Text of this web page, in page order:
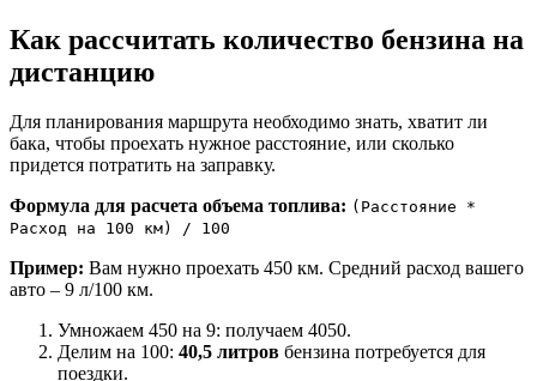
Как рассчитать количество бензина на
дистанцию
Для планирования маршрута необходимо знать, хватит ли
бака, чтобы проехать нужное расстояние, или сколько
придется потратить на заправку.
Формула для расчета объема топлива: (Расстояние *
Расход на 100 км) / 100
Пример: Вам нужно проехать 450 км. Средний расход вашего
авто – 9 л/100 км.
Умножаем 450 на 9: получаем 4050.
Делим на 100: 40,5 литров бензина потребуется для
поездки.